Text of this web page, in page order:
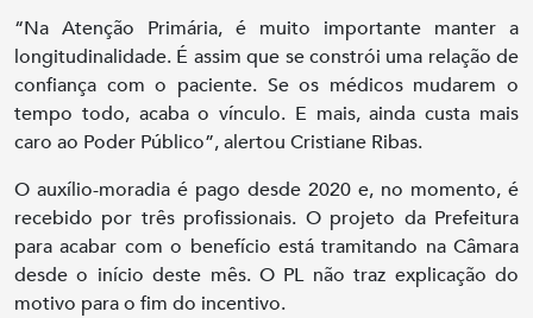
“Na Atenção Primária, é muito importante manter a
longitudinalidade. É assim que se constrói uma relação de
confiança com o paciente. Se os médicos mudarem o
tempo todo, acaba o vínculo. E mais, ainda custa mais
caro ao Poder Público”, alertou Cristiane Ribas.
O auxílio-moradia é pago desde 2020 e, no momento, é
recebido por três profissionais. O projeto da Prefeitura
para acabar com o benefício está tramitando na Câmara
desde o início deste mês. O PL não traz explicação do
motivo para o fim do incentivo.